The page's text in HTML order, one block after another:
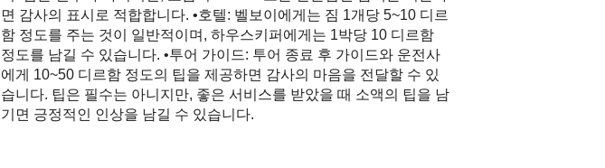
면 감사의 표시로 적합합니다. •호텔: 벨보이에게는 짐 1개당 5~10 디르
함 정도를 주는 것이 일반적이며, 하우스키퍼에게는 1박당 10 디르함
정도를 남길 수 있습니다. •투어 가이드: 투어 종료 후 가이드와 운전사
에게 10~50 디르함 정도의 팁을 제공하면 감사의 마음을 전달할 수 있
습니다. 팁은 필수는 아니지만, 좋은 서비스를 받았을 때 소액의 팁을 남
기면 긍정적인 인상을 남길 수 있습니다.